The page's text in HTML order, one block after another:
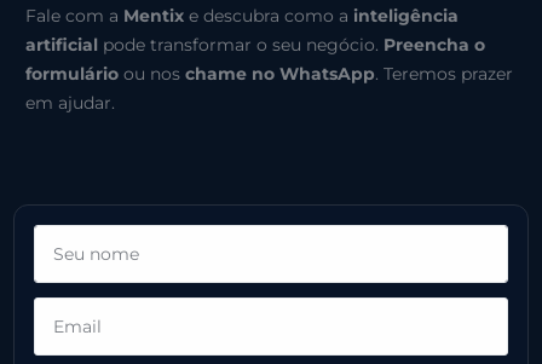
Fale com a Mentix e descubra como a inteligência
artificial pode transformar o seu negócio. Preencha o
formulário ou noschame no WhatsApp. Teremos prazer
em ajudar.